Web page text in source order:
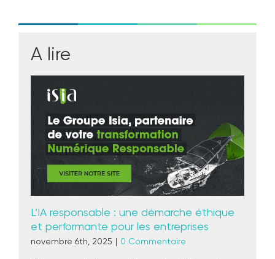
A lire
L’IA responsable : une démarche éthique
et performante pour les entreprises
novembre 6th, 2025 | 0 Commentaire